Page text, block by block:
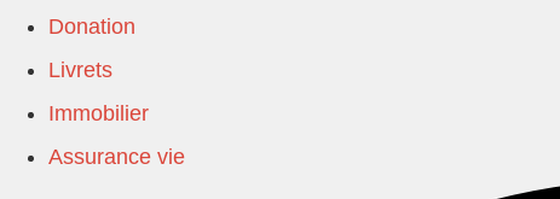
Donation
Livrets
Immobilier
Assurance vie